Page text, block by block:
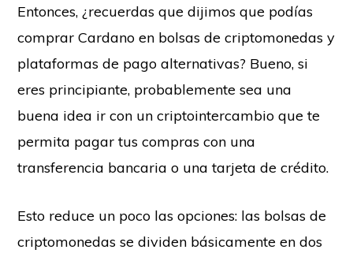
Entonces, ¿recuerdas que dijimos que podías
comprar Cardano en bolsas de criptomonedas y
plataformas de pago alternativas? Bueno, si
eres principiante, probablemente sea una
buena idea ir con un criptointercambio que te
permita pagar tus compras con una
transferencia bancaria o una tarjeta de crédito.
Esto reduce un poco las opciones: las bolsas de
criptomonedas se dividen básicamente en dos